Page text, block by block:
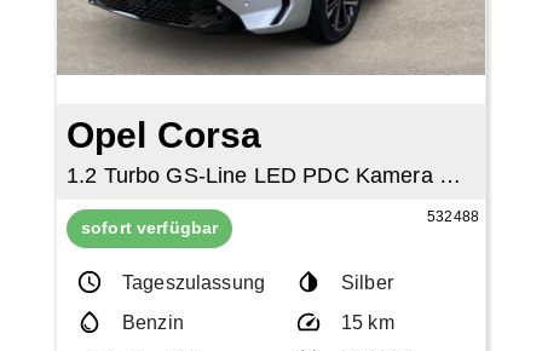
Opel Corsa
1.2 Turbo GS-Line LED PDC Kamera SHZ Klima
sofort verfügbar
532488
Tageszulassung
Silber
Benzin
15 km